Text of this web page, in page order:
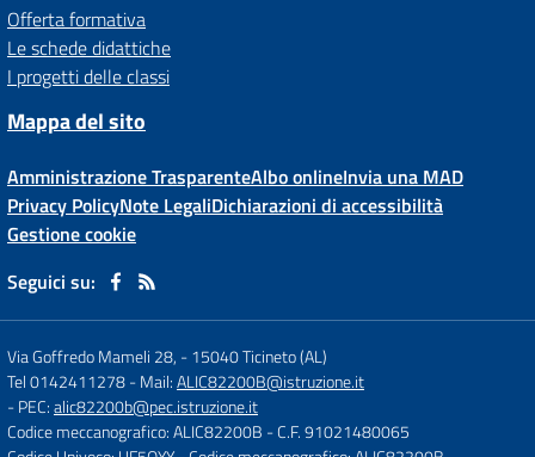
Offerta formativa
Le schede didattiche
I progetti delle classi
Mappa del sito
Amministrazione TrasparenteAlbo onlineInvia una MAD
Privacy PolicyNote LegaliDichiarazioni di accessibilità
Gestione cookie
Seguici su:
Via Goffredo Mameli 28, -15040 Ticineto (AL)
Tel 0142411278- Mail:ALIC82200B@istruzione.it
- PEC:alic82200b@pec.istruzione.it
Codice meccanografico: ALIC82200B - C.F. 91021480065